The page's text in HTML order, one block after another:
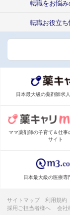
転職をお悩み
転職お役立ち
日本最大級の薬剤師求
ママ薬剤師の子育て＆仕事
サイト
日本最大級の医療専
サイトマップ 利用規約
採用ご担当者様へ
会社